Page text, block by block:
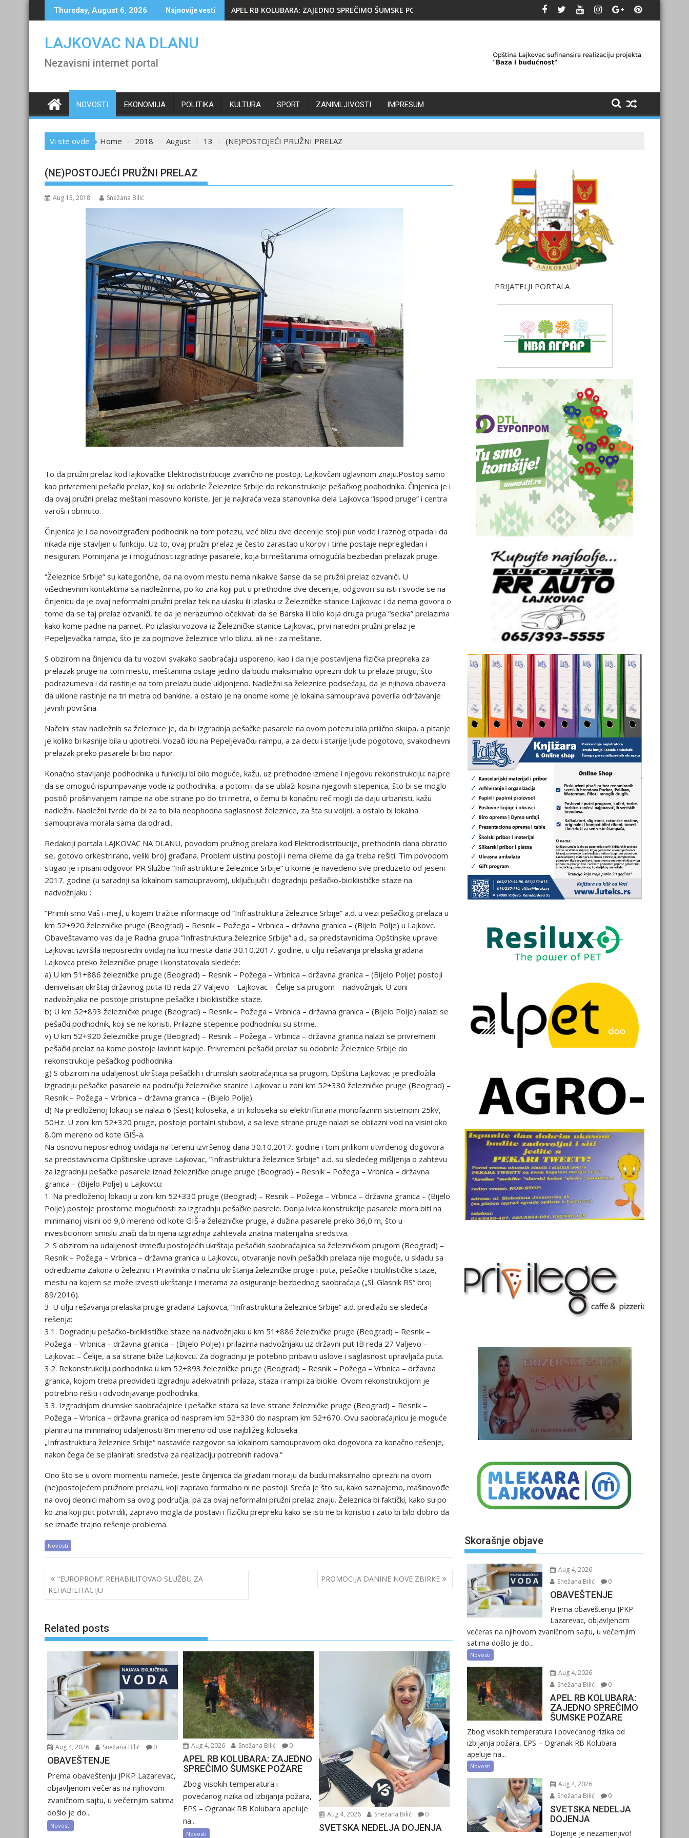
to
Thursday, August 6, 2026 Najnovije vesti APEL RB KOLUBARA: ZAJEDNO SPREČIMO ŠUMSKE POŽARE
LAJKOVAC NA DLANU
Nezavisni internet portal
NOVOSTI EKONOMIJA POLITIKA KULTURA SPORT ZANIMLJIVOSTI IMPRESUM
Vi ste ovde Home 2018 August 13 (NE)POSTOJEĆI PRUŽNI PRELAZ
(NE)POSTOJEĆI PRUŽNI PRELAZ
Aug 13, 2018 Snežana Bilić
To da pružni prelaz kod lajkovačke Elektrodistribucije zvanično ne postoji, Lajkovčani uglavnom znaju.Postoji samo
kao privremeni pešački prelaz, koji su odobrile Železnice Srbije do rekonstrukcije pešačkog podhodnika. Činjenica je i
da ovaj pružni prelaz meštani masovno koriste, jer je najkraća veza stanovnika dela Lajkovca “ispod pruge” i centra
varoši i obrnuto.
Činjenica je i da novoizgrađeni podhodnik na tom potezu, već blizu dve decenije stoji pun vode i raznog otpada i da
nikada nije stavljen u funkciju. Uz to, ovaj pružni prelaz je često zarastao u korov i time postaje nepregledan i
nesiguran. Pominjana je i mogućnost izgradnje pasarele, koja bi meštanima omogućila bezbedan prelazak pruge.
“Železnice Srbije” su kategorične, da na ovom mestu nema nikakve šanse da se pružni prelaz ozvaniči. U
višednevnim kontaktima sa nadležnima, po ko zna koji put u prethodne dve decenije, odgovori su isti i svode se na
činjenicu da je ovaj neformalni pružni prelaz tek na ulasku ili izlasku iz Železničke stanice Lajkovac i da nema govora o
tome da se taj prelaz ozvaniči, te da je nerazumno očekivati da se Barska ili bilo koja druga pruga “secka” prelazima
kako kome padne na pamet. Po izlasku vozova iz Železničke stanice Lajkovac, prvi naredni pružni prelaz je
Pepeljevačka rampa, što je za pojmove železnice vrlo blizu, ali ne i za meštane.
S obzirom na činjenicu da tu vozovi svakako saobraćaju usporeno, kao i da nije postavljena fizička prepreka za
prelazak pruge na tom mestu, meštanima ostaje jedino da budu maksimalno oprezni dok tu prelaze prugu, što
podrazumeva i da rastinje na tom prelazu bude ukljonjeno. Nadležni sa železnice podsećaju, da je njihova obaveza
da uklone rastinje na tri metra od bankine, a ostalo je na onome kome je lokalna samouprava poverila održavanje
javnih površina.
Načelni stav nadležnih sa železnice je, da bi izgradnja pešačke pasarele na ovom potezu bila prilično skupa, a pitanje
je koliko bi kasnije bila u upotrebi. Vozači idu na Pepeljevačku rampu, a za decu i starije ljude pogotovo, svakodnevni
prelazak preko pasarele bi bio napor.
Konačno stavljanje podhodnika u funkciju bi bilo moguće, kažu, uz prethodne izmene i njegovu rekonstrukciju: najpre
da se omogući ispumpavanje vode iz pothodnika, a potom i da se ublaži kosina njegovih stepenica, što bi se moglo
postiči proširivanjem rampe na obe strane po do tri metra, o čemu bi konačnu reč mogli da daju urbanisti, kažu
nadležni. Nadležni tvrde da bi za to bila neophodna saglasnost železnice, za šta su voljni, a ostalo bi lokalna
samouprava morala sama da odradi.
Redakciji portala LAJKOVAC NA DLANU, povodom pružnog prelaza kod Elektrodistribucije, prethodnih dana obratio
se, gotovo orkestrirano, veliki broj građana. Problem uistinu postoji i nema dileme da ga treba rešiti. Tim povodom
stigao je i pisani odgovor PR Službe “Infrastrukture železnice Srbije” u kome je navedeno sve preduzeto od jeseni
2017. godine (u saradnji sa lokalnom samoupravom), uključujuči i dogradnju pešačko-biciklističke staze na
nadvožnjaku :
“Primili smo Vaš i-mejl, u kojem tražite informacije od ”Infrastruktura železnice Srbije” a.d. u vezi pešačkog prelaza u
km 52+920 železničke pruge (Beograd) – Resnik – Požega – Vrbnica – državna granica – (Bijelo Polje) u Lajkovc.
Obaveštavamo vas da je Radna grupa ”Infrastruktura železnice Srbije” a.d., sa predstavnicima Opštinske uprave
Lajkovac izvršila neposredni uviđaj na licu mesta dana 30.10.2017. godine, u cilju rešavanja prelaska građana
Lajkovca preko železničke pruge i konstatovala sledeće:
a) U km 51+886 železničke pruge (Beograd) – Resnik – Požega – Vrbnica – državna granica – (Bijelo Polje) postoji
denivelisan ukrštaj državnog puta IB reda 27 Valjevo – Lajkovac – Ćelije sa prugom – nadvožnjak. U zoni
nadvožnjaka ne postoje pristupne pešačke i biciklističke staze.
b) U km 52+893 železničke pruge (Beograd) – Resnik – Požega – Vrbnica – državna granica – (Bijelo Polje) nalazi se
pešački podhodnik, koji se ne koristi. Prilazne stepenice podhodniku su strme.
v) U km 52+920 železničke pruge (Beograd) – Resnik – Požega – Vrbnica – državna granica nalazi se privremeni
pešački prelaz na kome postoje lavirint kapije. Privremeni pešački prelaz su odobrile Železnice Srbije do
rekonstrukcije pešačkog podhodnika.
g) S obzirom na udaljenost ukrštaja pešačkih i drumskih saobraćajnica sa prugom, Opština Lajkovac je predložila
izgradnju pešačke pasarele na području železničke stanice Lajkovac u zoni km 52+330 železničke pruge (Beograd) –
Resnik – Požega – Vrbnica – državna granica – (Bijelo Polje).
d) Na predloženoj lokaciji se nalazi 6 (šest) koloseka, a tri koloseka su elektrificirana monofaznim sistemom 25kV,
50Hz. U zoni km 52+320 pruge, postoje portalni stubovi, a sa leve strane pruge nalazi se obilazni vod na visini oko
8,0m mereno od kote GIŠ-a.
Na osnovu neposrednog uviđaja na terenu izvršenog dana 30.10.2017. godine i tom prilikom utvrđenog dogovora
sa predstavnicima Opštinske uprave Lajkovac, ”Infrastruktura železnice Srbije” a.d. su sledećeg mišljenja o zahtevu
za izgradnju pešačke pasarele iznad železničke pruge pruge (Beograd) – Resnik – Požega – Vrbnica – državna
granica – (Bijelo Polje) u Lajkovcu:
1. Na predloženoj lokaciji u zoni km 52+330 pruge (Beograd) – Resnik – Požega – Vrbnica – državna granica – (Bijelo
Polje) postoje prostorne mogućnosti za izgradnju pešačke pasrele. Donja ivica konstrukcije pasarele mora biti na
minimalnoj visini od 9,0 mereno od kote GIŠ-a železničke pruge, a dužina pasarele preko 36,0 m, što u
investicionom smislu znači da bi njena izgradnja zahtevala znatna materijalna sredstva.
2. S obzirom na udaljenost između postojećih ukrštaja pešačkih saobraćajnica sa železničkom prugom (Beograd) –
Resnik – Požega – Vrbnica – državna granica u Lajkovcu, otvaranje novih pešačkih prelaza nije moguće, u skladu sa
odredbama Zakona o železnici i Pravilnika o načinu ukrštanja železničke pruge i puta, pešačke i biciklističke staze,
mestu na kojem se može izvesti ukrštanje i merama za osiguranje bezbednog saobraćaja („Sl. Glasnik RS“ broj
89/2016).
3. U cilju rešavanja prelaska pruge građana Lajkovca, ”Infrastruktura železnice Srbije” a.d. predlažu se sledeća
rešenja:
3.1. Dogradnju pešačko-biciklističke staze na nadvožnjaku u km 51+886 železničke pruge (Beograd) – Resnik –
Požega – Vrbnica – državna granica – (Bijelo Polje) i prilazima nadvožnjaku uz državni put IB reda 27 Valjevo –
Lajkovac – Ćelije, a sa strane bliže Lajkovcu. Za dogradnju je potebno pribaviti uslove i saglasnost upravljača puta.
3.2. Rekonstrukciju podhodnika u km 52+893 železničke pruge (Beograd) – Resnik – Požega – Vrbnica – državna
granica, kojom treba predvideti izgradnju adekvatnih prilaza, staza i rampi za bicikle. Ovom rekonstrukcijom je
potrebno rešiti i odvodnjavanje podhodnika.
3.3. Izgradnjom drumske saobraćajnice i pešačke staza sa leve strane železničke pruge (Beograd) – Resnik –
Požega – Vrbnica – državna granica od naspram km 52+330 do naspram km 52+670. Ovu saobraćajnicu je moguće
planirati na minimalnoj udaljenosti 8m mereno od ose najbližeg koloseka.
„Infrastruktura železnice Srbije“ nastaviće razgovor sa lokalnom samoupravom oko dogovora za konačno rešenje,
nakon čega će se planirati sredstva za realizaciju potrebnih radova.”
Ono što se u ovom momentu nameće, jeste činjenica da građani moraju da budu maksimalno oprezni na ovom
(ne)postojećem pružnom prelazu, koji zapravo formalno ni ne postoji. Sreća je što su, kako saznajemo, mašinovođe
na ovoj deonici mahom sa ovog područja, pa za ovaj neformalni pružni prelaz znaju. Železnica bi faktički, kako su po
ko zna koji put potvrdili, zapravo mogla da postavi i fizičku prepreku kako se isti ne bi koristio i zato bi bilo dobro da
se iznađe trajno rešenje problema.
Novosti
Post
navigation
“EUROPROM” REHABILITOVAO SLUŽBU ZA
REHABILITACIJU
PROMOCIJA DANINE NOVE ZBIRKE
Related posts
Aug 4, 2026 Snežana Bilić 0
OBAVEŠTENJE
Prema obaveštenju JPKP Lazarevac,
objavljenom večeras na njihovom
zvaničnom sajtu, u večernjim satima
došlo je do...
Novosti
Aug 4, 2026 Snežana Bilić 0
APEL RB KOLUBARA: ZAJEDNO
SPREČIMO ŠUMSKE POŽARE
Zbog visokih temperatura i
povećanog rizika od izbijanja požara,
EPS – Ogranak RB Kolubara apeluje
na...
Novosti
Aug 4, 2026 Snežana Bilić 0
SVETSKA NEDELJA DOJENJA
PRIJATELJI PORTALA
Skorašnje objave
Aug 4, 2026
Snežana Bilić
0
OBAVEŠTENJE
Prema obaveštenju JPKP
Lazarevac, objavljenom
večeras na njihovom zvaničnom sajtu, u večernjim
satima došlo je do...
Novosti
Aug 4, 2026
Snežana Bilić
0
APEL RB KOLUBARA:
ZAJEDNO SPREČIMO
ŠUMSKE POŽARE
Zbog visokih temperatura i povećanog rizika od
izbijanja požara, EPS – Ogranak RB Kolubara
apeluje na...
Novosti
Aug 4, 2026
Snežana Bilić
0
SVETSKA NEDELJA
DOJENJA
Dojenje je nezamenjivo!